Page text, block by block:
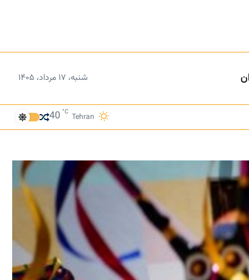
شنبه، ۱۷ مرداد، ۱۴۰۵
Tehran
40 °C